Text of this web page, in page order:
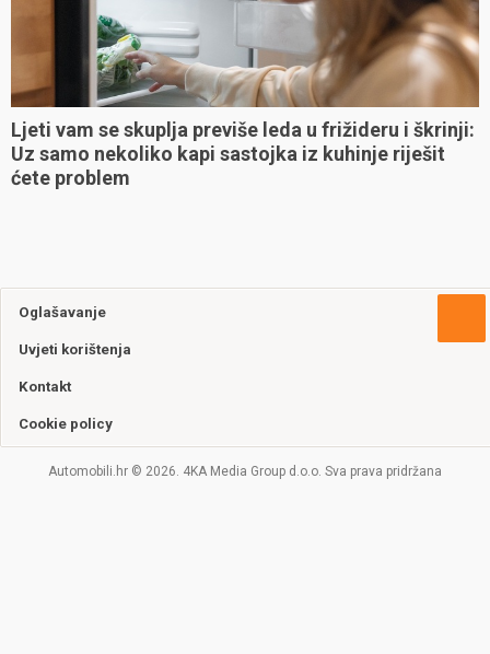
Ljeti vam se skuplja previše leda u frižideru i škrinji:
Uz samo nekoliko kapi sastojka iz kuhinje riješit
ćete problem
Oglašavanje
Uvjeti korištenja
Kontakt
Cookie policy
Automobili.hr © 2026. 4KA Media Group d.o.o. Sva prava pridržana